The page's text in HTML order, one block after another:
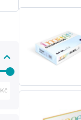
Kč